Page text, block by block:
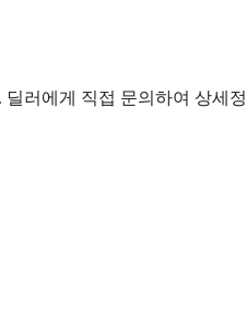
러에게 직접 문의하여 상세정